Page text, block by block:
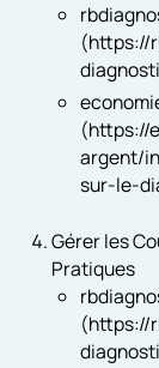
(https://
(https://
argent/
sur-le-
Gérer les
Pratiques
(https://